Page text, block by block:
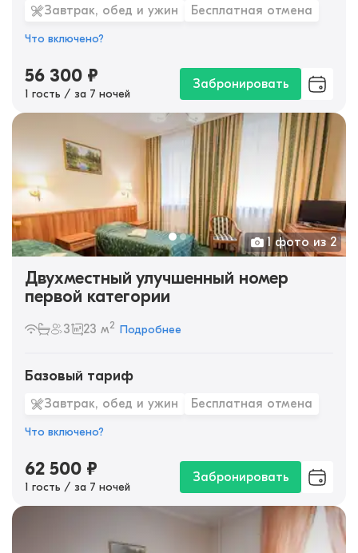
Завтрак, обед и ужин Бесплатная отмена
Что включено?
56 300 ₽
1 гость / за 7 ночей
Забронировать
1 фото из 2
Двухместный улучшенный номер
первой категории
3 23 м2 Подробнее
Базовый тариф
Завтрак, обед и ужин Бесплатная отмена
Что включено?
62 500 ₽
1 гость / за 7 ночей
Забронировать